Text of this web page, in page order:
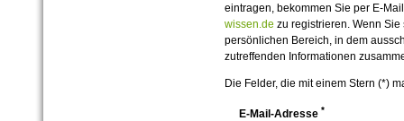
eintragen, bekommen Sie per E-
wissen.de zu registrieren. Wenn
persönlichen Bereich, in dem
zutreffenden Informationen
Die Felder, die mit einem Stern (*)
E-Mail-Adresse *